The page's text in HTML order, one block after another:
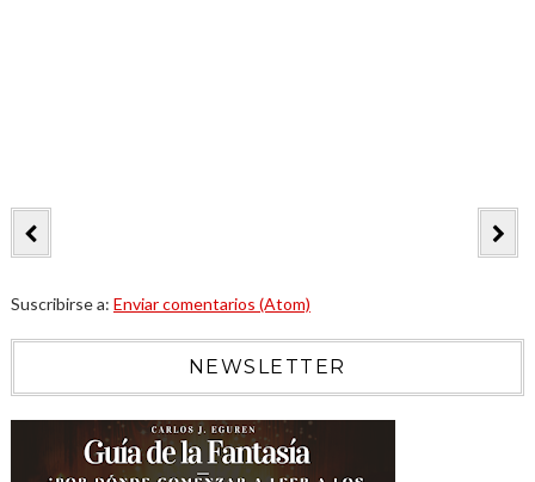
Suscribirse a: Enviar comentarios (Atom)
NEWSLETTER